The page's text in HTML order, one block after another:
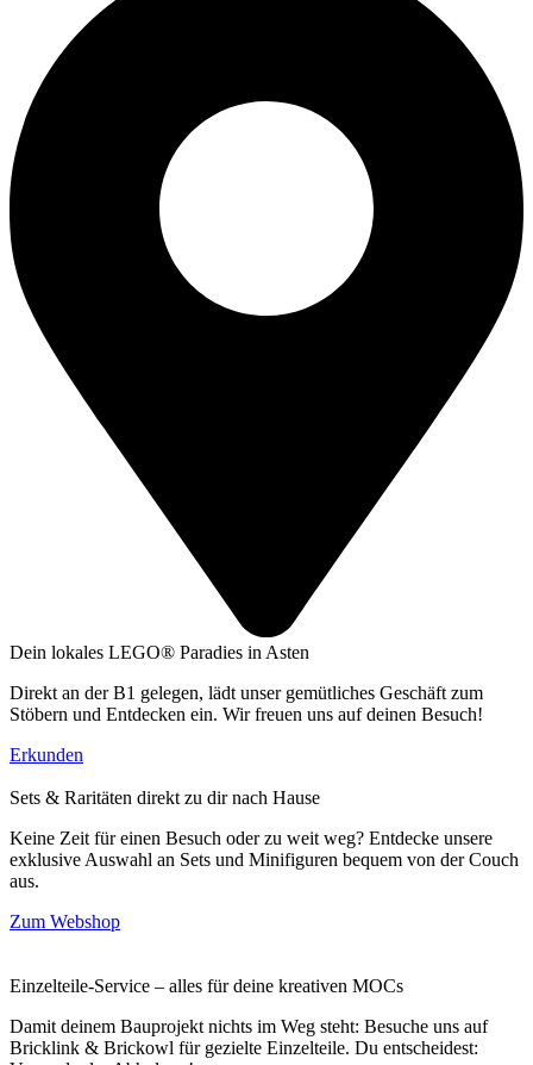
Dein lokales LEGO® Paradies in Asten
Direkt an der B1 gelegen, lädt unser gemütliches Geschäft zum
Stöbern und Entdecken ein. Wir freuen uns auf deinen Besuch!
Erkunden
Sets & Raritäten direkt zu dir nach Hause
Keine Zeit für einen Besuch oder zu weit weg? Entdecke unsere
exklusive Auswahl an Sets und Minifiguren bequem von der Couch
aus.
Zum Webshop
Einzelteile-Service – alles für deine kreativen MOCs
Damit deinem Bauprojekt nichts im Weg steht: Besuche uns auf
Bricklink & Brickowl für gezielte Einzelteile. Du entscheidest: